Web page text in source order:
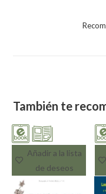
También te
Añadir a la lista
de deseos